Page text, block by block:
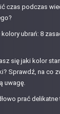
czas podczas
kolory ubrań: 8
się jaki kolor
Sprawdź, na co
uwagę.
prać delikatne